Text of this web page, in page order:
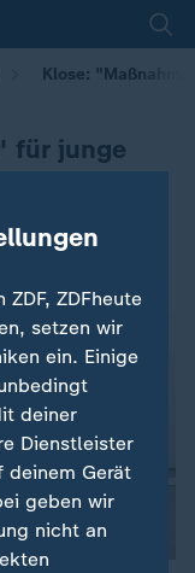
Klose:
für junge
ZDFheute
setzen wir
ein. Einige
deiner
Dienstleister
deinem Gerät
geben wir
nicht an